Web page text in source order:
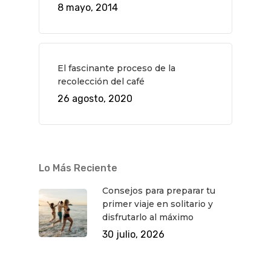
8 mayo, 2014
El fascinante proceso de la
recolección del café
26 agosto, 2020
Lo Más Reciente
Consejos para preparar tu
primer viaje en solitario y
disfrutarlo al máximo
30 julio, 2026